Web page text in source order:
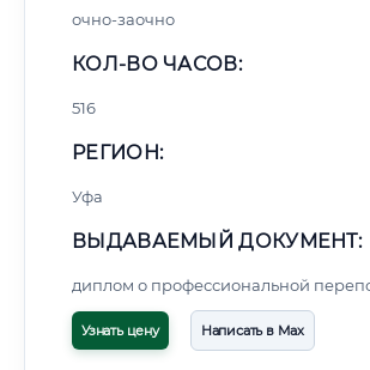
очно-заочно
КОЛ-ВО ЧАСОВ:
516
РЕГИОН:
Уфа
ВЫДАВАЕМЫЙ ДОКУМЕНТ:
диплом о профессиональной
Узнать цену Написать в Max